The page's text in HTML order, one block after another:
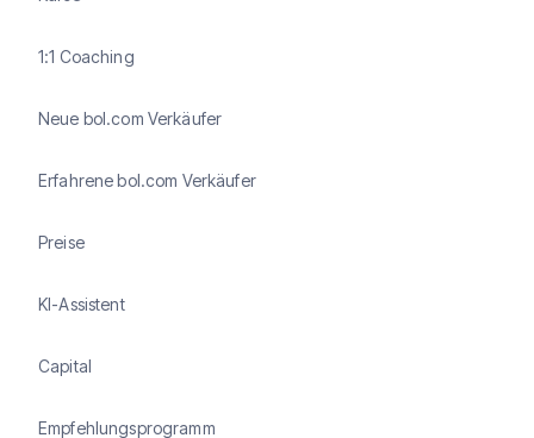
1:1 Coaching
Neue bol.com Verkäufer
Erfahrene bol.com Verkäufer
Preise
KI-Assistent
Capital
Empfehlungsprogramm